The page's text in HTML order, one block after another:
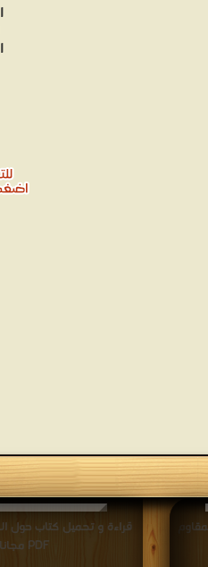
قراءة و تحميل كتاب حول
PDF مجانا